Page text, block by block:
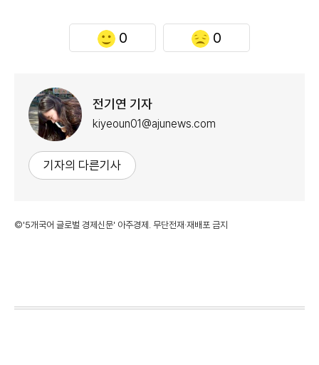
0 0
전기연 기자
kiyeoun01@ajunews.com
기자의 다른기사
©'5개국어 글로벌 경제신문' 아주경제. 무단전재·재배포 금지